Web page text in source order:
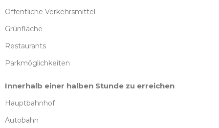
Öffentliche Verkehrsmittel
Grünfläche
Restaurants
Parkmöglichkeiten
Innerhalb einer halben Stunde zu erreichen
Hauptbahnhof
Autobahn